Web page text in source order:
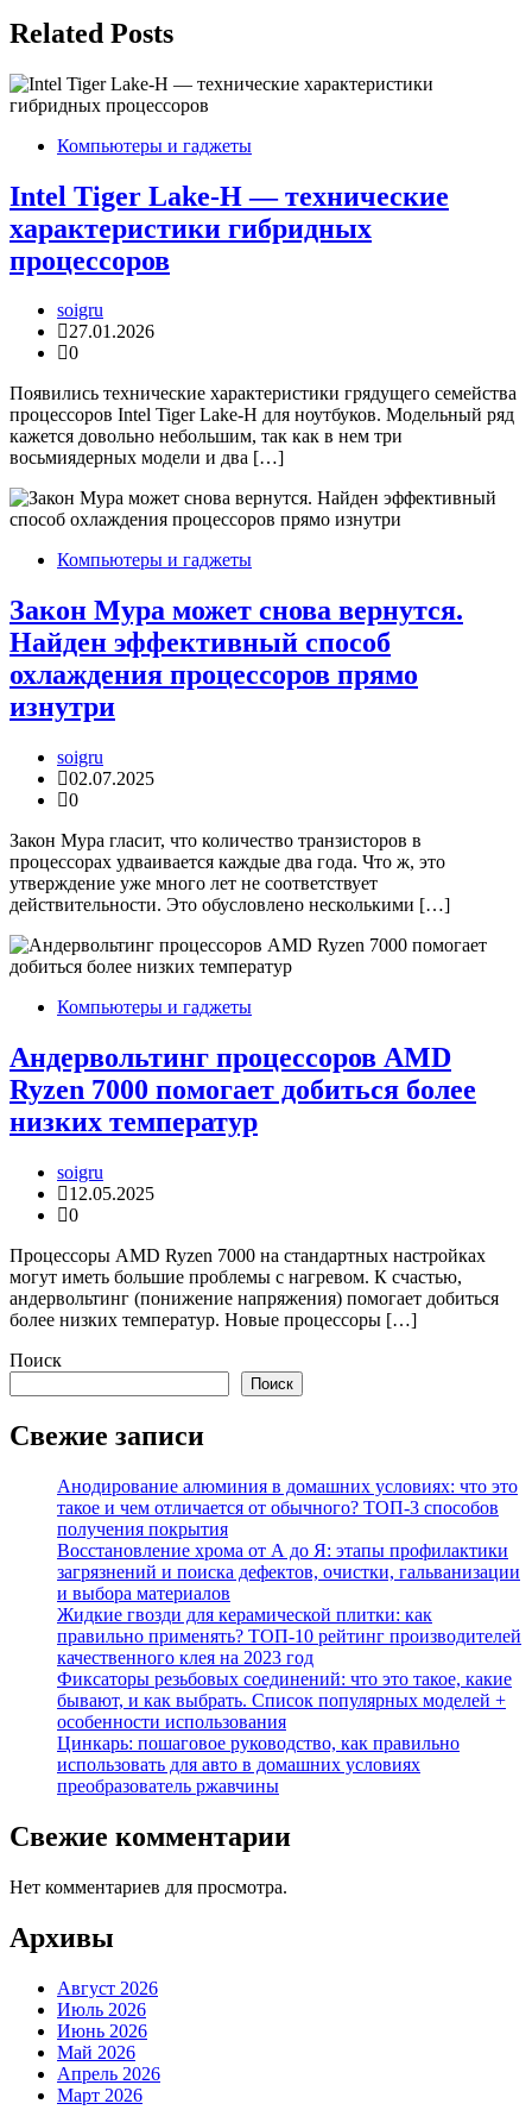
Related Posts
Компьютеры и гаджеты
Intel Tiger Lake-H — технические
характеристики гибридных
процессоров
soigru
27.01.2026
0
Появились технические характеристики грядущего семейства
процессоров Intel Tiger Lake-H для ноутбуков. Модельный ряд
кажется довольно небольшим, так как в нем три
восьмиядерных модели и два […]
Компьютеры и гаджеты
Закон Мура может снова вернутся.
Найден эффективный способ
охлаждения процессоров прямо
изнутри
soigru
02.07.2025
0
Закон Мура гласит, что количество транзисторов в
процессорах удваивается каждые два года. Что ж, это
утверждение уже много лет не соответствует
действительности. Это обусловлено несколькими […]
Компьютеры и гаджеты
Андервольтинг процессоров AMD
Ryzen 7000 помогает добиться более
низких температур
soigru
12.05.2025
0
Процессоры AMD Ryzen 7000 на стандартных настройках
могут иметь большие проблемы с нагревом. К счастью,
андервольтинг (понижение напряжения) помогает добиться
более низких температур. Новые процессоры […]
Поиск
Поиск
Свежие записи
Анодирование алюминия в домашних условиях: что это
такое и чем отличается от обычного? ТОП-3 способов
получения покрытия
Восстановление хрома от А до Я: этапы профилактики
загрязнений и поиска дефектов, очистки, гальванизации
и выбора материалов
Жидкие гвозди для керамической плитки: как
правильно применять? ТОП-10 рейтинг производителей
качественного клея на 2023 год
Фиксаторы резьбовых соединений: что это такое, какие
бывают, и как выбрать. Список популярных моделей +
особенности использования
Цинкарь: пошаговое руководство, как правильно
использовать для авто в домашних условиях
преобразователь ржавчины
Свежие комментарии
Нет комментариев для просмотра.
Архивы
Август 2026
Июль 2026
Июнь 2026
Май 2026
Апрель 2026
Март 2026